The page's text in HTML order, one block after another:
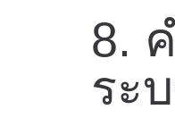
8.
ระ